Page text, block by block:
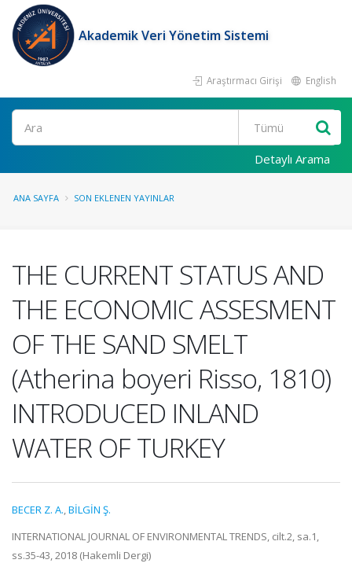
Akademik Veri Yönetim Sistemi
Araştırmacı Girişi English
Ara
Detaylı Arama
ANA SAYFA SON EKLENEN YAYINLAR
THE CURRENT STATUS AND
THE ECONOMIC ASSESMENT
OF THE SAND SMELT
(Atherina boyeri Risso, 1810)
INTRODUCED INLAND
WATER OF TURKEY
BECER Z. A.,BİLGİN Ş.
INTERNATIONAL JOURNAL OF ENVIRONMENTAL TRENDS, cilt.2, sa.1,
ss.35-43, 2018 (Hakemli Dergi)